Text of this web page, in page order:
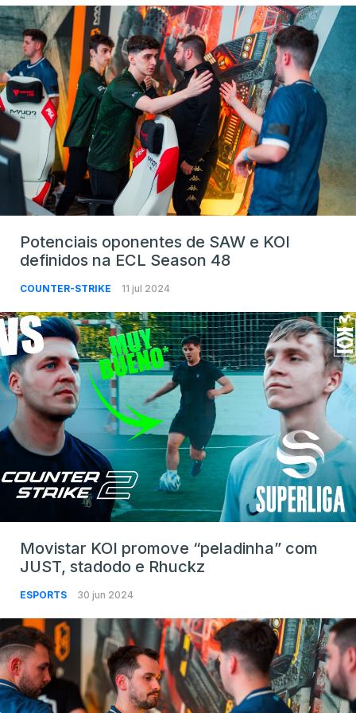
Potenciais oponentes de SAW e KOI
definidos na ECL Season 48
COUNTER-STRIKE 11 jul 2024
Movistar KOI promove “peladinha” com
JUST, stadodo e Rhuckz
ESPORTS 30 jun 2024